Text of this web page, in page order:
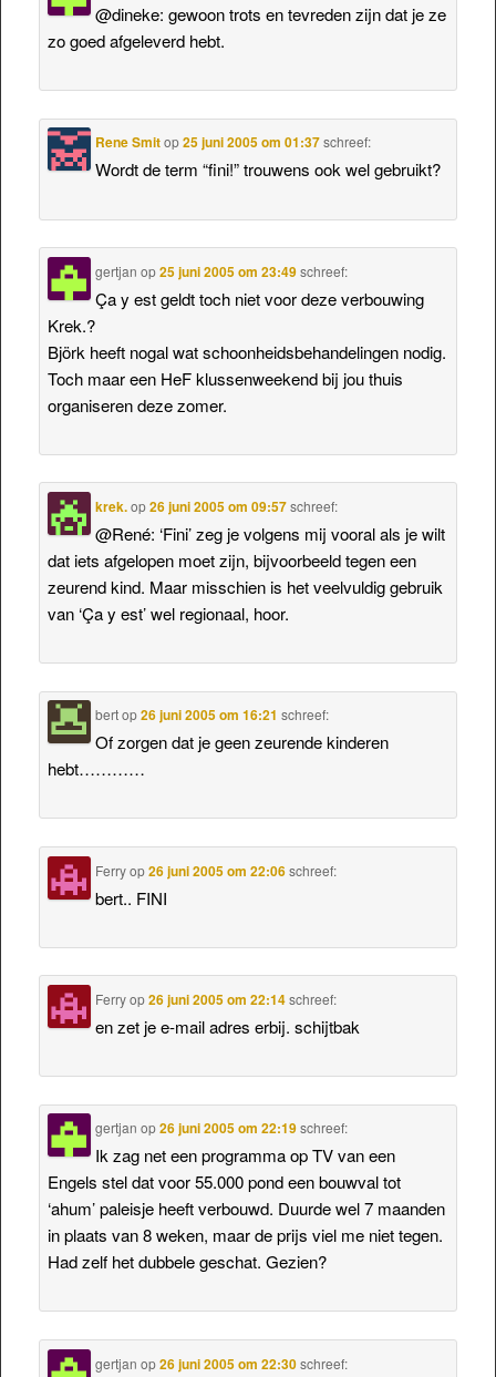
@dineke: gewoon trots en tevreden zijn dat je ze
zo goed afgeleverd hebt.
Rene Smitop25 juni 2005 om 01:37 schreef:
Wordt de term “fini!” trouwens ook wel gebruikt?
gertjan op25 juni 2005 om 23:49 schreef:
Ça y est geldt toch niet voor deze verbouwing
Krek.?
Björk heeft nogal wat schoonheidsbehandelingen nodig.
Toch maar een HeF klussenweekend bij jou thuis
organiseren deze zomer.
krek.op26 juni 2005 om 09:57 schreef:
@René: ‘Fini’ zeg je volgens mij vooral als je wilt
dat iets afgelopen moet zijn, bijvoorbeeld tegen een
zeurend kind. Maar misschien is het veelvuldig gebruik
van ‘Ça y est’ wel regionaal, hoor.
bertop26 juni 2005 om 16:21 schreef:
Of zorgen dat je geen zeurende kinderen
hebt…………
Ferryop26 juni 2005 om 22:06 schreef:
bert.. FINI
Ferryop26 juni 2005 om 22:14 schreef:
en zet je e-mail adres erbij. schijtbak
gertjan op26 juni 2005 om 22:19 schreef:
Ik zag net een programma op TV van een
Engels stel dat voor 55.000 pond een bouwval tot
‘ahum’ paleisje heeft verbouwd. Duurde wel 7 maanden
in plaats van 8 weken, maar de prijs viel me niet tegen.
Had zelf het dubbele geschat. Gezien?
gertjan op26 juni 2005 om 22:30 schreef: